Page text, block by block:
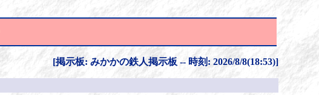
[掲示板: みかかの鉄人掲示板 -- 時刻: 2026/8/8(18:53)]